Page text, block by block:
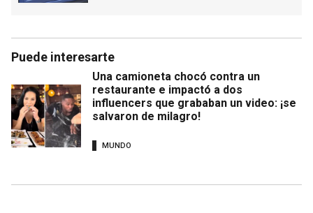
Puede interesarte
Una camioneta chocó contra un
restaurante e impactó a dos
influencers que grababan un video: ¡se
salvaron de milagro!
MUNDO